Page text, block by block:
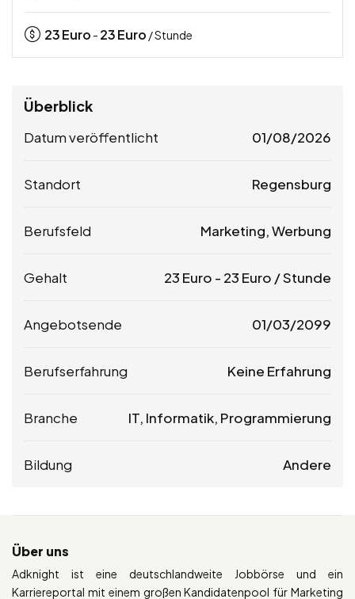
23Euro - 23Euro / Stunde
Überblick
Datum veröffentlicht 01/08/2026
Standort Regensburg
Berufsfeld Marketing, Werbung
Gehalt 23 Euro - 23 Euro / Stunde
Angebotsende 01/03/2099
Berufserfahrung Keine Erfahrung
Branche IT, Informatik, Programmierung
Bildung Andere
Über uns
Adknight ist eine deutschlandweite Jobbörse und ein
Karriereportal mit einem großen Kandidatenpool für Marketing